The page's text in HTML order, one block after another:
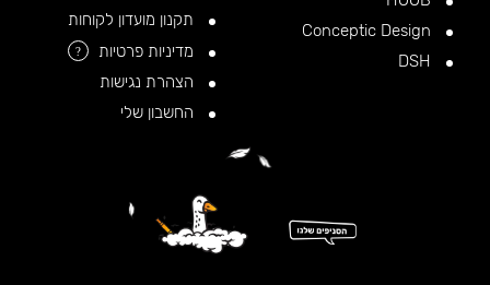
תקנון מועדון לקוחות
מדיניות פרטיות
?
הצהרת נגישות
החשבון שלי